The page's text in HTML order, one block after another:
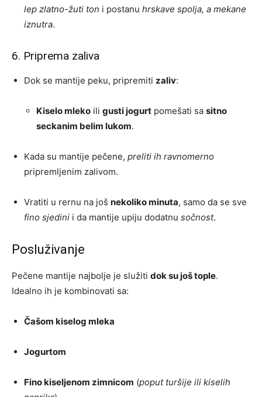
lep zlatno-žuti ton i postanu hrskave spolja, a mekane
iznutra.
6. Priprema zaliva
Dok se mantije peku, pripremiti zaliv:
Kiselo mleko ili gusti jogurt pomešati sa sitno
seckanim belim lukom.
Kada su mantije pečene, preliti ih ravnomerno
pripremljenim zalivom.
Vratiti u rernu na još nekoliko minuta, samo da se sve
fino sjedini i da mantije upiju dodatnu sočnost.
Posluživanje
Pečene mantije najbolje je služiti dok su još tople.
Idealno ih je kombinovati sa:
Čašom kiselog mleka
Jogurtom
Fino kiseljenom zimnicom (poput turšije ili kiselih